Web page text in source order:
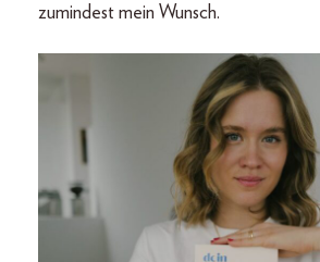
zumindest mein Wunsch.